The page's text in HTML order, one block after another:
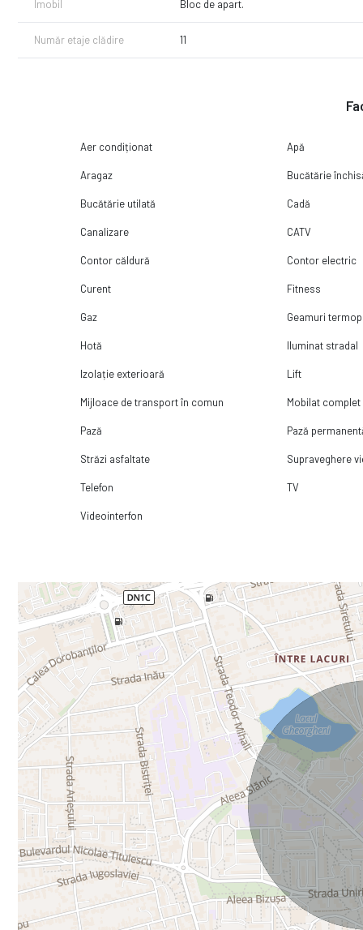
Imobil Bloc de apart.
Număr etaje clădire 11
Aer condiționat Apă
Aragaz Bucătărie
Bucătărie utilată Cadă
Canalizare CATV
Contor căldură Contor electric
Curent Fitness
Gaz Geamuri
Hotă Iluminat stradal
Izolație exterioară Lift
Mijloace de transport în comun Mobilat complet
Pază Pază
Străzi asfaltate Supraveghere
Telefon TV
Videointerfon